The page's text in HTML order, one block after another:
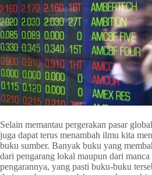
Selain memantau pergerakan pasar
juga dapat terus menambah ilmu kita
buku sumber. Banyak buku yang
dari pengarang lokal maupun dari manca
pengarannya, yang pasti buku-buku